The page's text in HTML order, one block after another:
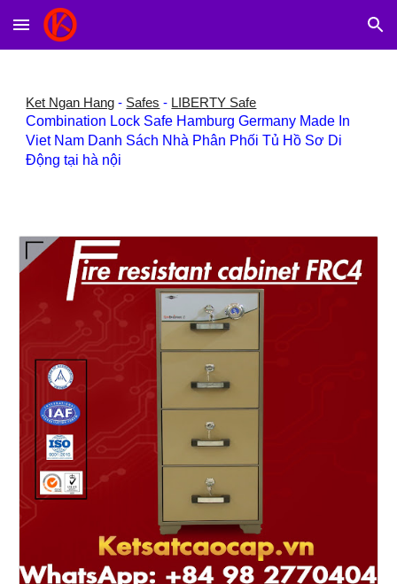
Skip to main content Skip to navigation
Ket Ngan Hang - Safes - LIBERTY Safe
Combination Lock Safe Hamburg Germany Made In
Viet Nam Danh Sách Nhà Phân Phối Tủ Hồ Sơ Di
Động tại hà nội